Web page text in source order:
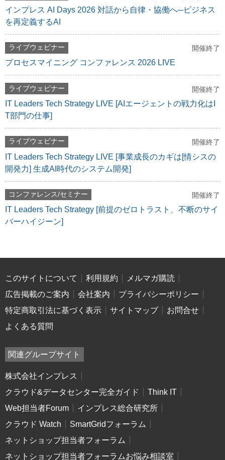
インプレス AI Days 2026 対話から自律・協働へ─ビジネス
を再定義するAI
ライブウェビナー 開催終了
プロセスマイニング コンファレンス 2026 LIVE
ライブウェビナー 開催終了
IT Leaders Tech Strategy LIVE [AIエージェントの戦力化はI
T部門の仕事]
ライブウェビナー 開催終了
IT Leaders Tech Strategy LIVE [事業成長のカギは[情シスの
開発力] 生成AI時代のシステム開発]
コンファレンス/セミナー 開催終了
IT Leaders Tech Strategy [前提のゼロトラスト、不断のサイ
バーハイジーン]
このサイトについて 利用規約
メルマガ購読
広告掲載のご案内
会社案内
プライバシーポリシー
特定商取引法に基づく表示
サイトマップ
お問合せ
よくある質問
関連グループサイト
株式会社インプレス
クラウド&データセンター完全ガイド
Think IT
Web担当者Forum
インプレス総合研究所
クラウド Watch
SmartGridフォーラム
ネットショップ担当者フォーラム
ネットショップ担当者フォーラムお悩み相談室